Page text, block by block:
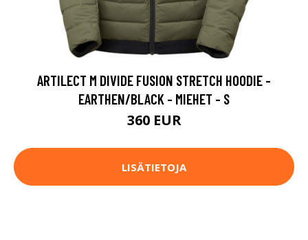
ARTILECT M DIVIDE FUSION STRETCH HOODIE -
EARTHEN/BLACK - MIEHET - S
360 EUR
LISÄTIETOJA